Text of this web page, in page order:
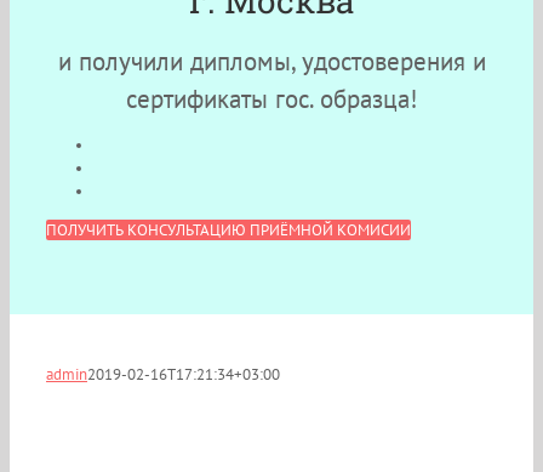
и получили дипломы, удостоверения и
сертификаты гос. образца!
ПОЛУЧИТЬ КОНСУЛЬТАЦИЮ ПРИЁМНОЙ КОМИСИИ
admin2019-02-16T17:21:34+03:00